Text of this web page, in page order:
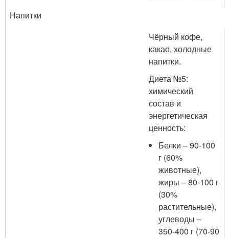
Напитки
Чёрный кофе,
какао, холодные
напитки.
Диета №5:
химический
состав и
энергетическая
ценность:
Белки – 90-100
г (60%
животные),
жиры – 80-100 г
(30%
растительные),
углеводы –
350-400 г (70-90